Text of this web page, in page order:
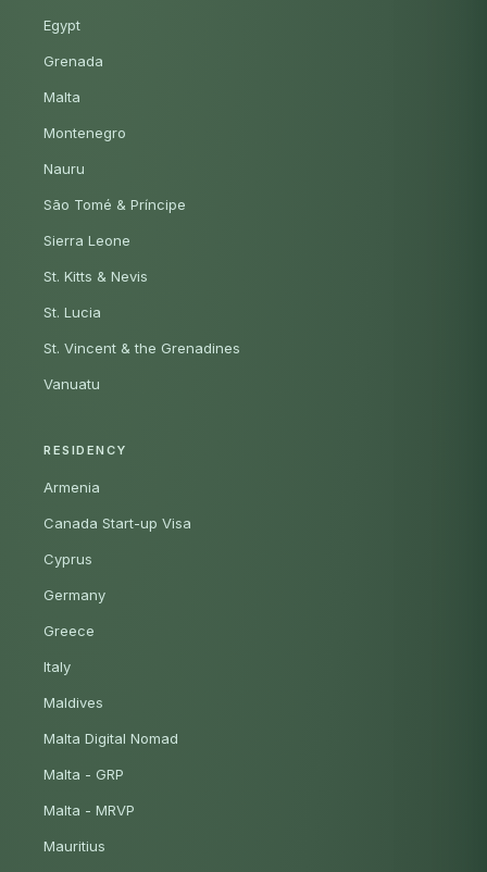
Egypt
Grenada
Malta
Montenegro
Nauru
São Tomé & Príncipe
Sierra Leone
St. Kitts & Nevis
St. Lucia
St. Vincent & the Grenadines
Vanuatu
RESIDENCY
Armenia
Canada Start-up Visa
Cyprus
Germany
Greece
Italy
Maldives
Malta Digital Nomad
Malta - GRP
Malta - MRVP
Mauritius